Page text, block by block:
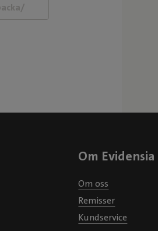
Om Evidensia
Om oss
Remisser
Kundservice